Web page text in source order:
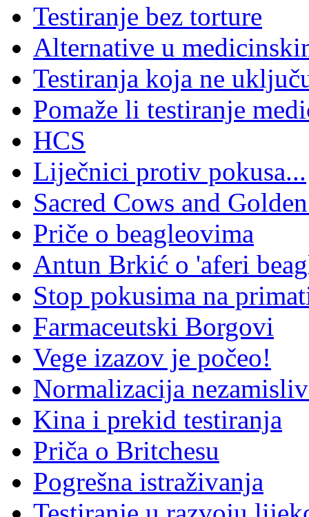
Testiranje bez torture
Alternative u
Testiranja koja ne
Pomaže li testiranje
HCS
Liječnici protiv pokusa...
Sacred Cows and
Priče o beagleovima
Antun Brkić o 'aferi
Stop pokusima na
Farmaceutski Borgovi
Vege izazov je počeo!
Normalizacija
Kina i prekid testiranja
Priča o Britchesu
Pogrešna istraživanja